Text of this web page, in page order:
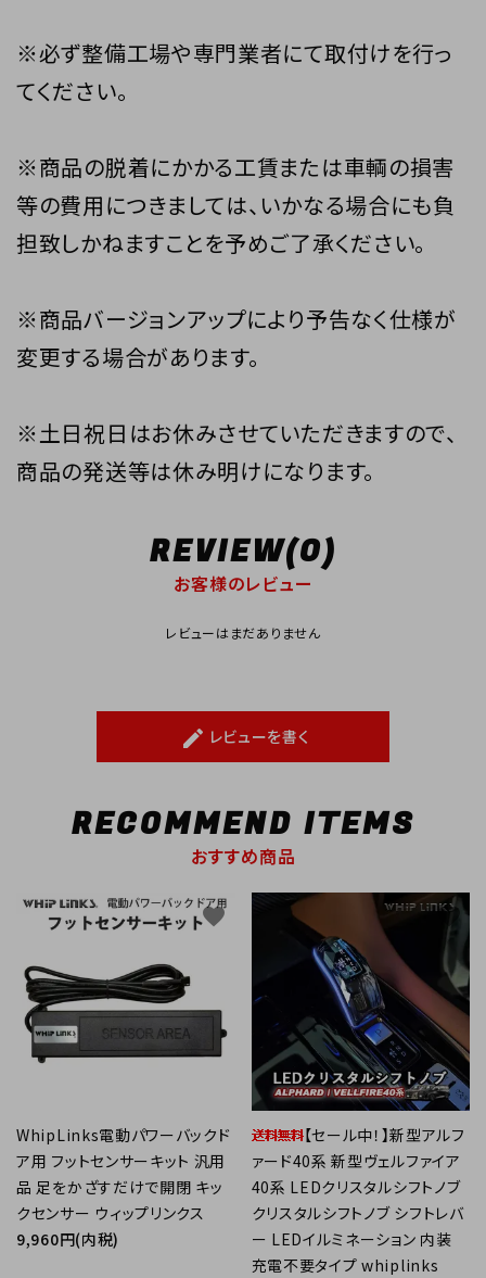
※必ず整備工場や専門業者にて取付けを行っ
てください。
※商品の脱着にかかる工賃または車輌の損害
等の費用につきましては、いかなる場合にも負
担致しかねますことを予めご了承ください。
※商品バージョンアップにより予告なく仕様が
変更する場合があります。
※土日祝日はお休みさせていただきますので、
商品の発送等は休み明けになります。
REVIEW(0)
お客様のレビュー
レビューはまだありません
create レビューを書く
RECOMMEND ITEMS
おすすめ商品
WhipLinks電動パワーバックド
ア用 フットセンサーキット 汎用
品 足をかざすだけで開閉 キッ
クセンサー ウィップリンクス
9,960円(内税)
favorite
【セール中！】新型アルフ
ァード40系 新型ヴェルファイア
40系 LEDクリスタルシフトノブ
クリスタルシフトノブ シフトレバ
ー LEDイルミネーション 内装
充電不要タイプ whiplinks
favorite